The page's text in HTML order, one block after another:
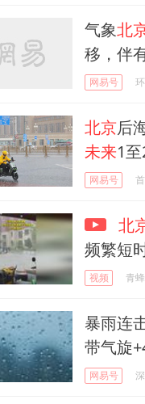
气象北
移，伴
网易号
北京后
未来1
网易号
北
频繁短
视频 青
暴雨连
带气旋
网易号